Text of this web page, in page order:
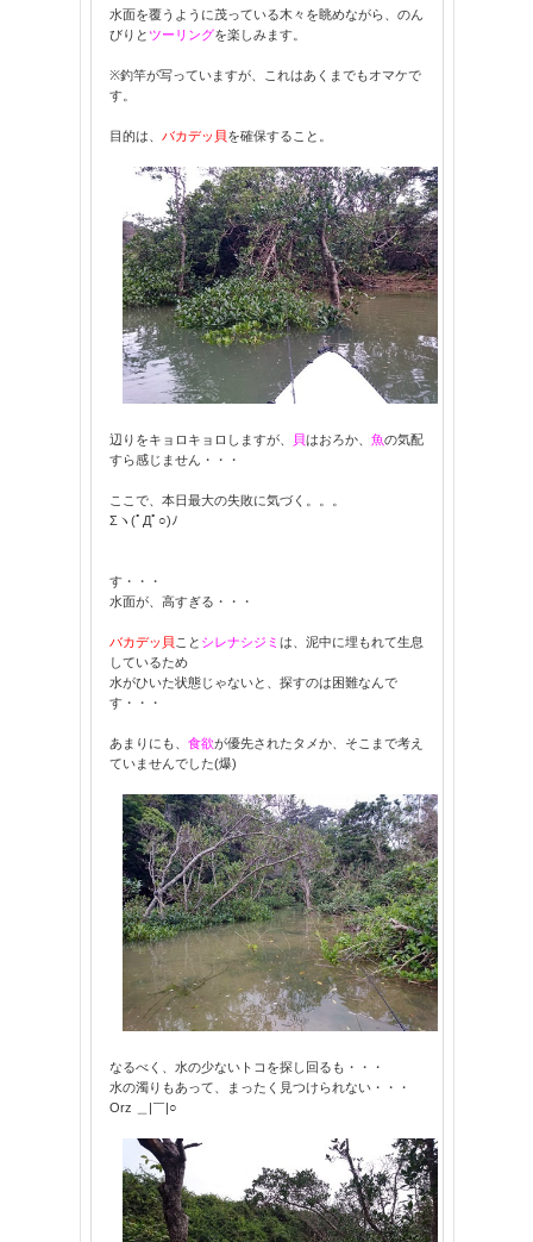
水面を覆うように茂っている木々を眺めながら、のん
びりとツーリングを楽しみます。
※釣竿が写っていますが、これはあくまでもオマケで
す。
目的は、 バカデッ貝を確保すること。
辺りをキョロキョロしますが、 貝はおろか、 魚の気配
すら感じません・・・
ここで、本日最大の失敗に気づく。。。
Σヽ(ﾟДﾟ○)ﾉ
す・・・
水面が、高すぎる・・・
バカデッ貝 こと シレナシジミ は、泥中に埋もれて生息
しているため
水がひいた状態じゃないと、探すのは困難なんで
す・・・
あまりにも、 食欲が優先されたタメか、そこまで考え
ていませんでした(爆)
なるべく、水の少ないトコを探し回るも・・・
水の濁りもあって、まったく見つけられない・・・
Orz ＿|￣|○